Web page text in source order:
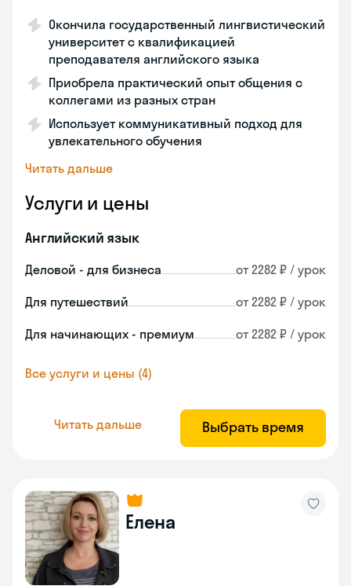
Окончила государственный лингвистический
университет с квалификацией
преподавателя английского языка
Приобрела практический опыт общения с
коллегами из разных стран
Использует коммуникативный подход для
увлекательного обучения
Читать дальше
Услуги и цены
Английский язык
Деловой - для бизнеса от 2282 ₽ / урок
Для путешествий от 2282 ₽ / урок
Для начинающих - премиум от 2282 ₽ / урок
Все услуги и цены (4)
Читать дальше Выбрать время
Елена